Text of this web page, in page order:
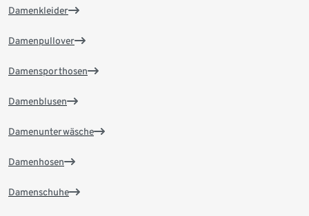
Damenkleider
Damenpullover
Damensporthosen
Damenblusen
Damenunterwäsche
Damenhosen
Damenschuhe